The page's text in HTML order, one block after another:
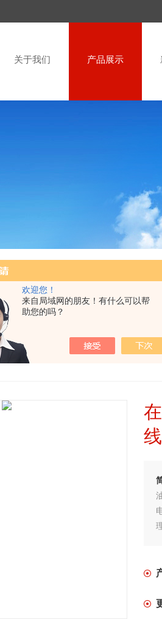
欢迎您！
来自局域网的朋友！有什么可以帮
助您的吗？
关于我们 产品展示